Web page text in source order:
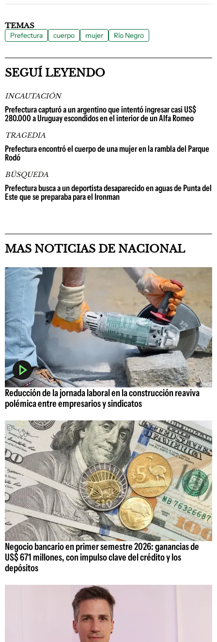
TEMAS
Prefectura cuerpo mujer Río Negro
SEGUÍ LEYENDO
INCAUTACIÓN
Prefectura capturó a un argentino que intentó ingresar casi US$
280.000 a Uruguay escondidos en el interior de un Alfa Romeo
TRAGEDIA
Prefectura encontró el cuerpo de una mujer en la rambla del Parque
Rodó
BÚSQUEDA
Prefectura busca a un deportista desaparecido en aguas de Punta del
Este que se preparaba para el Ironman
MAS NOTICIAS DE NACIONAL
Reducción de la jornada laboral en la construcción reaviva
polémica entre empresarios y sindicatos
Negocio bancario en primer semestre 2026: ganancias de
US$ 671 millones, con impulso clave del crédito y los
depósitos